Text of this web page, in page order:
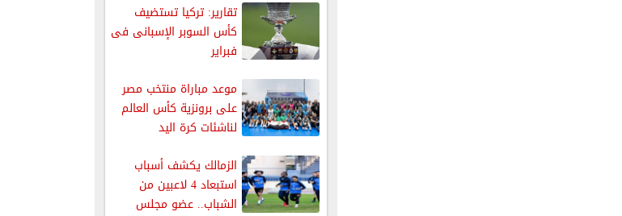
تقارير: تركيا تستضيف
كأس السوبر الإسبانى فى
فبراير
موعد مباراة منتخب مصر
على برونزية كأس العالم
لناشئات كرة اليد
الزمالك يكشف أسباب
استبعاد 4 لاعبين من
الشباب.. عضو مجلس